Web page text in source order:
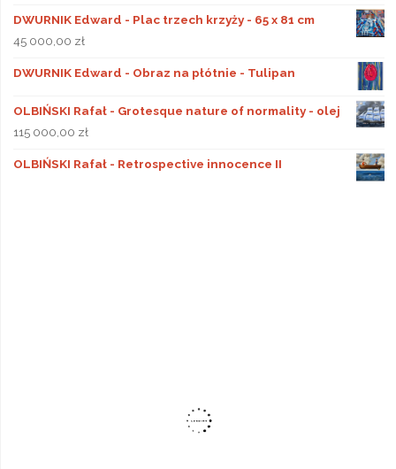
DWURNIK Edward - Plac trzech krzyży - 65 x 81 cm
45 000,00 zł
DWURNIK Edward - Obraz na płótnie - Tulipan
OLBIŃSKI Rafał - Grotesque nature of normality - olej
115 000,00 zł
OLBIŃSKI Rafał - Retrospective innocence II